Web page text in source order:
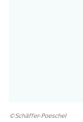
©Schäffer-Poeschel